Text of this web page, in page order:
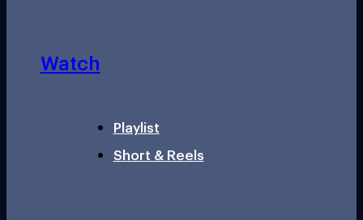
Watch
Playlist
Short & Reels